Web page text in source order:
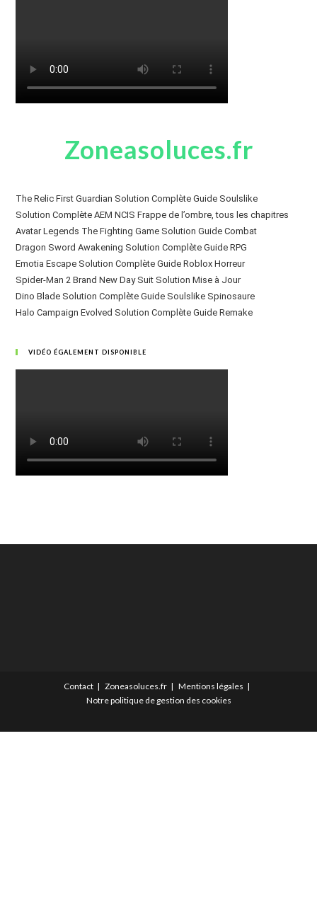
Zoneasoluces.fr
The Relic First Guardian Solution Complète Guide Soulslike
Solution Complète AEM NCIS Frappe de l’ombre, tous les chapitres
Avatar Legends The Fighting Game Solution Guide Combat
Dragon Sword Awakening Solution Complète Guide RPG
Emotia Escape Solution Complète Guide Roblox Horreur
Spider-Man 2 Brand New Day Suit Solution Mise à Jour
Dino Blade Solution Complète Guide Soulslike Spinosaure
Halo Campaign Evolved Solution Complète Guide Remake
VIDÉO ÉGALEMENT DISPONIBLE
Contact Zoneasoluces.fr
Mentions légales
Notre politique de gestion des cookies